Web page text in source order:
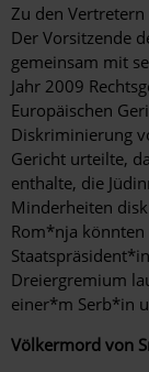
Zu den
Der Vorsitzende
gemeinsam mit
Jahr 2009
Europäischen
Diskriminierung
Gericht urteilte,
enthalte, die
Minderheiten
Rom*nja
Dreiergremium
einer*m Serb*in
Völkermord von